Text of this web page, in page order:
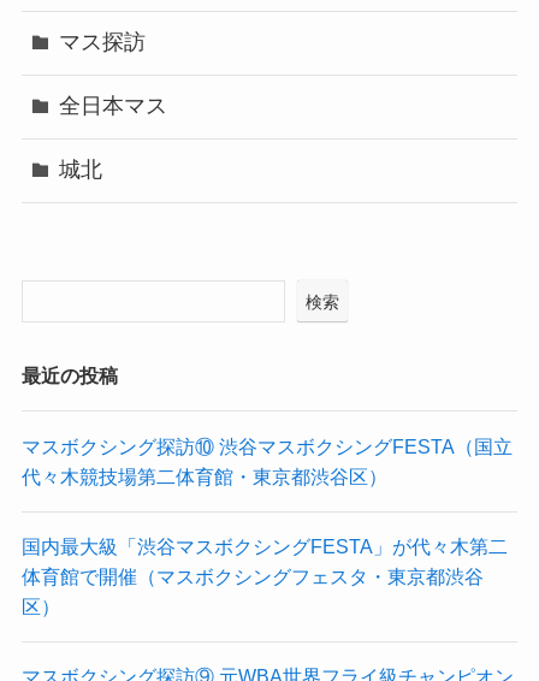
マス探訪
全日本マス
城北
検索
最近の投稿
マスボクシング探訪⑩ 渋谷マスボクシングFESTA（国立
代々木競技場第二体育館・東京都渋谷区）
国内最大級「渋谷マスボクシングFESTA」が代々木第二
体育館で開催（マスボクシングフェスタ・東京都渋谷
区）
マスボクシング探訪⑨ 元WBA世界フライ級チャンピオン